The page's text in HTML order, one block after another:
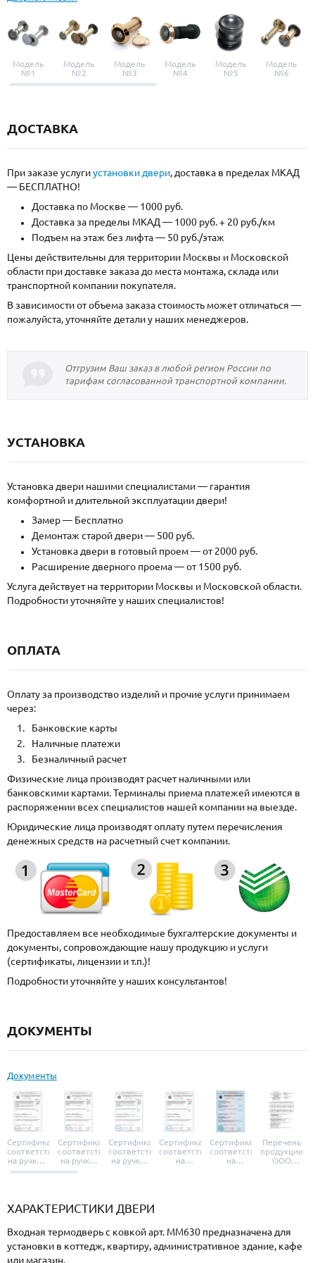
Модель
№1
Модель
№2
Модель
№3
Модель
№4
Модель
№5
Модель
№6
ДОСТАВКА
При заказе услугиустановки двери, доставка в пределах МКАД
— БЕСПЛАТНО!
Доставка по Москве — 1000 руб.
Доставка за пределы МКАД — 1000 руб. + 20 руб./км
Подъем на этаж без лифта — 50 руб./этаж
Цены действительны для территории Москвы и Московской
области при доставке заказа до места монтажа, склада или
транспортной компании покупателя.
В зависимости от объема заказа стоимость может отличаться —
пожалуйста, уточняйте детали у наших менеджеров.
Отгрузим Ваш заказ в любой регион России по
тарифам согласованной транспортной компании.
УСТАНОВКА
Установка двери нашими специалистами — гарантия
комфортной и длительной эксплуатации двери!
Замер — Бесплатно
Демонтаж старой двери — 500 руб.
Установка двери в готовый проем — от 2000 руб.
Расширение дверного проема — от 1500 руб.
Услуга действует на территории Москвы и Московской области.
Подробности уточняйте у наших специалистов!
ОПЛАТА
Оплату за производство изделий и прочие услуги принимаем
через:
Банковские карты
Наличные платежи
Безналичный расчет
Физические лица производят расчет наличными или
банковскими картами. Терминалы приема платежей имеются в
распоряжении всех специалистов нашей компании на выезде.
Юридические лица производят оплату путем перечисления
денежных средств на расчетный счет компании.
Предоставляем все необходимые бухгалтерские документы и
документы, сопровождающие нашу продукцию и услуги
(сертификаты, лицензии и т.п.)!
Подробности уточняйте у наших консультантов!
ДОКУМЕНТЫ
Документы
Сертификат
соответствия
на ручки и
броненакладки
Сертификат
соответствия
на ручки-
защелки
Сертификат
соответствия
на ручки-
Сертификат
соответствия
на
Сертификат
соответствия
на
Перечень
продукции
ООО
ХАРАКТЕРИСТИКИ ДВЕРИ
Входная термодверь с ковкой арт. ММ630 предназначена для
установки в коттедж, квартиру, административное здание, кафе
или магазин.